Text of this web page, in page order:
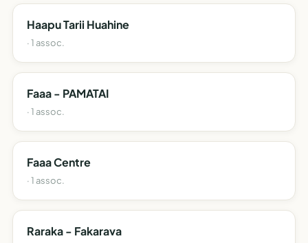
Haapu Tarii Huahine
· 1 assoc.
Faaa - PAMATAI
· 1 assoc.
Faaa Centre
· 1 assoc.
Raraka - Fakarava